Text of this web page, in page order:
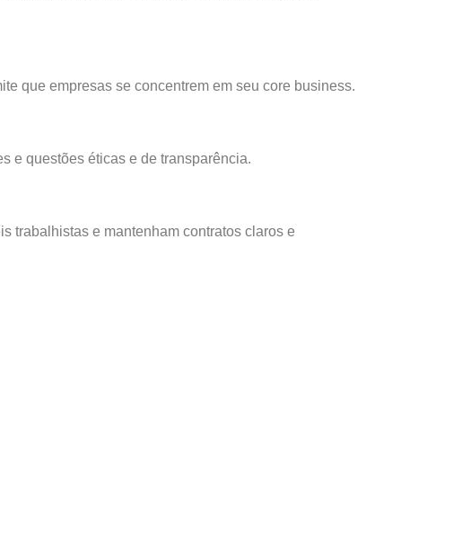
que empresas se concentrem em seu core business.
e questões éticas e de transparência.
trabalhistas e mantenham contratos claros e